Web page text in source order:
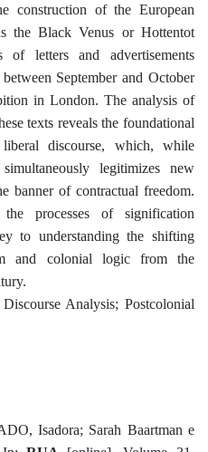
construction of the European
the Black Venus or Hottentot
of letters and advertisements
September and October
in London. The analysis of
texts reveals the foundational
discourse, which, while
legitimizes new
banner of contractual freedom.
processes of signification
to understanding the shifting
and colonial logic from the
Analysis; Postcolonial
Isadora; Sarah Baartman e